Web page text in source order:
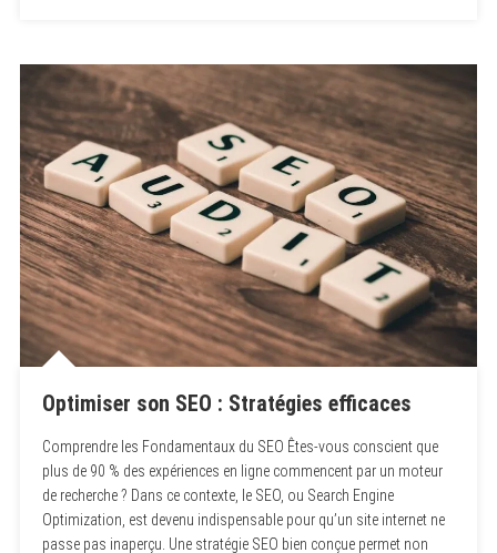
Optimiser son SEO : Stratégies efficaces
Comprendre les Fondamentaux du SEO Êtes-vous conscient que
plus de 90 % des expériences en ligne commencent par un moteur
de recherche ? Dans ce contexte, le SEO, ou Search Engine
Optimization, est devenu indispensable pour qu’un site internet ne
passe pas inaperçu. Une stratégie SEO bien conçue permet non